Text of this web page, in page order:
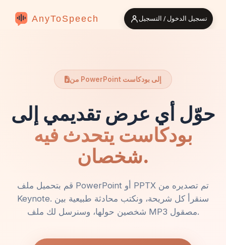
AnyToSpeech تسجيل الدخول / التسجيل
من PowerPoint إلى بودكاست
حوّل أي عرض تقديمي إلى
بودكاست يتحدث فيه
شخصان.
قم بتحميل ملف PowerPoint أو PPTX تم تصديره من
Keynote. سنقرأ كل شريحة، ونكتب محادثة طبيعية بين
شخصين حولها، وسنرسل لك ملف MP3 مصقول.